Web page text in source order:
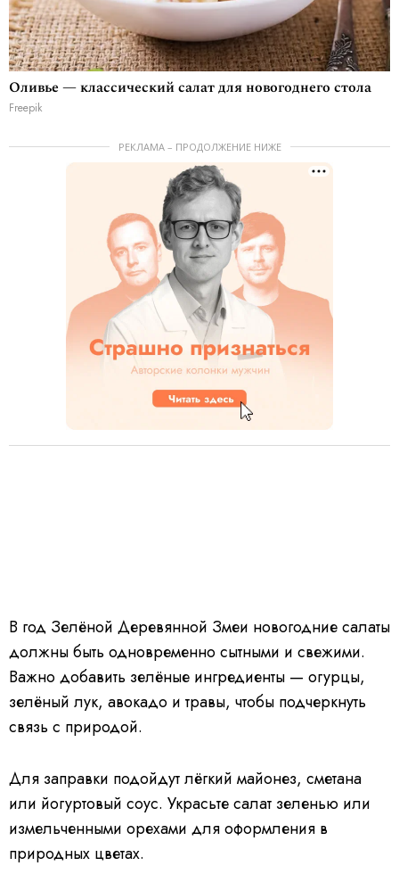
Оливье — классический салат для новогоднего стола
Freepik
РЕКЛАМА – ПРОДОЛЖЕНИЕ НИЖЕ
В год Зелёной Деревянной Змеи новогодние салаты
должны быть одновременно сытными и свежими.
Важно добавить зелёные ингредиенты — огурцы,
зелёный лук, авокадо и травы, чтобы подчеркнуть
связь с природой.
Для заправки подойдут лёгкий майонез, сметана
или йогуртовый соус. Украсьте салат зеленью или
измельченными орехами для оформления в
природных цветах.